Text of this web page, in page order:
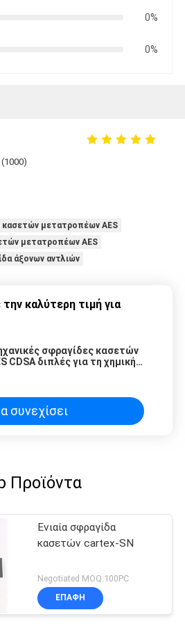
0%
0%
κασετών μετατροπέων AES
μετατροπέων AES
άξονων αντλιών
καλύτερη τιμή για
σφραγίδες κασετών
CDSA διπλές για τη χημική
συνεχίσει
Προϊόντα
Ενιαία σφραγίδα
κασετών cartex-SN
Negotiated MOQ:100PC
ΕΠΑΦΉ